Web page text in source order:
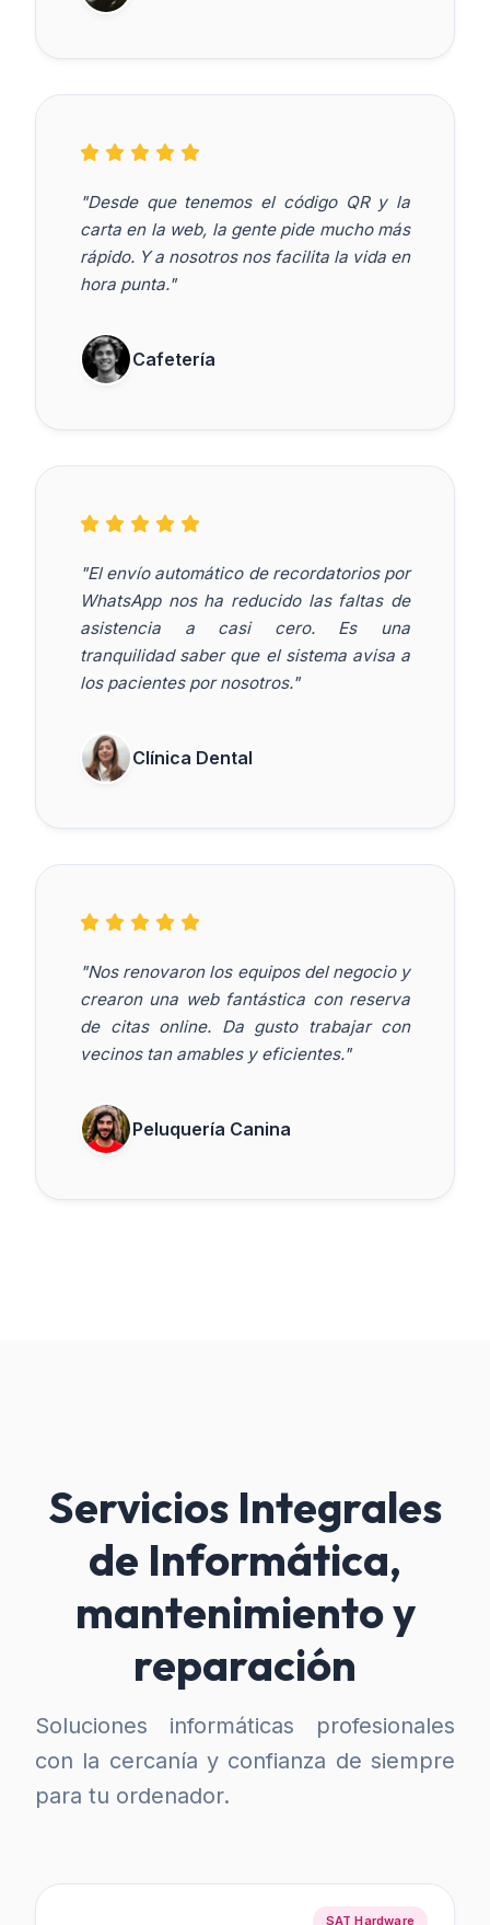
"Desde que tenemos el código QR y la
carta en la web, la gente pide mucho más
rápido. Y a nosotros nos facilita la vida en
hora punta."
Cafetería
"El envío automático de recordatorios por
WhatsApp nos ha reducido las faltas de
asistencia a casi cero. Es una
tranquilidad saber que el sistema avisa a
los pacientes por nosotros."
Clínica Dental
"Nos renovaron los equipos del negocio y
crearon una web fantástica con reserva
de citas online. Da gusto trabajar con
vecinos tan amables y eficientes."
Peluquería Canina
Servicios Integrales
de Informática,
mantenimiento y
reparación
Soluciones informáticas profesionales
con la cercanía y confianza de siempre
para tu ordenador.
SAT Hardware